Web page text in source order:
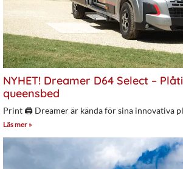
NYHET! Dreamer D64 Select –
queensbed
Print 🖨 Dreamer är kända för sina innovativa
Läs mer »